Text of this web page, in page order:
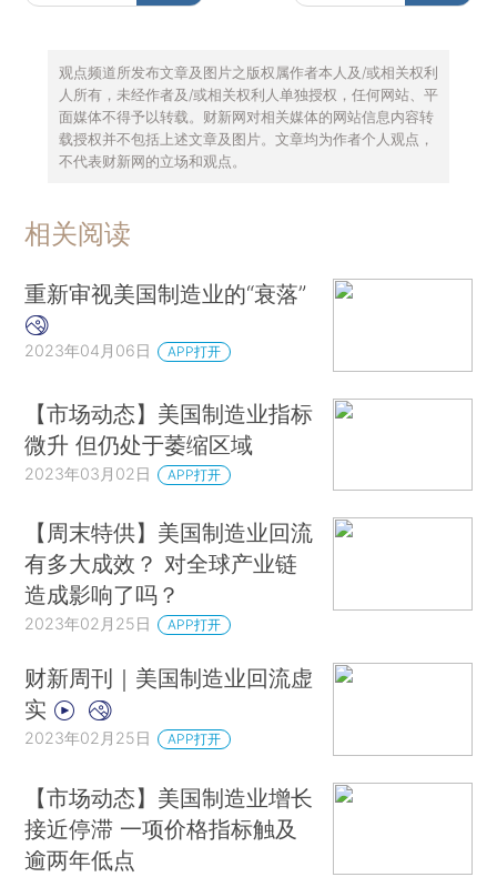
观点频道所发布文章及图片之版权属作者本人及/或相关权利
人所有，未经作者及/或相关权利人单独授权，任何网站、平
面媒体不得予以转载。财新网对相关媒体的网站信息内容转
载授权并不包括上述文章及图片。文章均为作者个人观点，
不代表财新网的立场和观点。
相关阅读
重新审视美国制造业的“衰落”
2023年04月06日 APP打开
【市场动态】美国制造业指标
微升 但仍处于萎缩区域
2023年03月02日 APP打开
【周末特供】美国制造业回流
有多大成效？ 对全球产业链
造成影响了吗？
2023年02月25日 APP打开
财新周刊｜美国制造业回流虚
实
2023年02月25日 APP打开
【市场动态】美国制造业增长
接近停滞 一项价格指标触及
逾两年低点